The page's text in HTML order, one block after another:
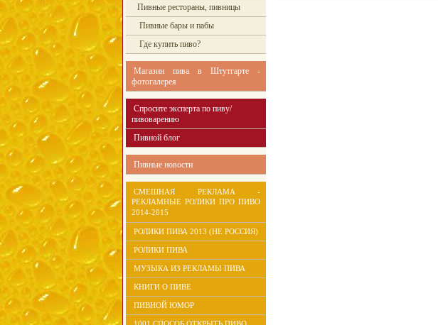
Пивные рестораны, пивницы
Пивные бары и пабы
Где купить пиво?
Магазин пива в Штутгарте -
фотогалерея
Спросите эксперта по пиву/
пивоварению
Пивной блог
Пивные новости
СМЕШНАЯ РЕКЛАМА -
РЕКЛАМНЫЕ РОЛИКИ ПРО ПИВО
2014-2015
РОЛИКИ ПИВА 2013 (НЕ РОССИЯ)
РОЛИКИ ПИВА
МУЗЫКА ИЗ РЕКЛАМЫ ПИВА
КНИГИ О ПИВЕ
ПИВНОЙ ЮМОР
1001 СПОСОБ ОТКРЫТЬ ПИВО